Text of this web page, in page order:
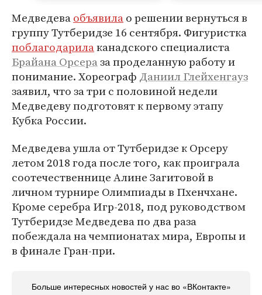
Медведеваобъявилао решении вернуться в
группу Тутберидзе 16 сентября. Фигуристка
поблагодарилаканадского специалиста
Брайана Орсераза проделанную работу и
понимание. Хореограф Даниил Глейхенгауз
заявил, что за три с половиной недели
Медведеву подготовят к первому этапу
Кубка России.
Медведева ушла от Тутберидзе к Орсеру
летом 2018 года после того, как проиграла
соотечественнице Алине Загитовой в
личном турнире Олимпиады в Пхенчхане.
Кроме серебра Игр-2018, под руководством
Тутберидзе Медведева по два раза
побеждала на чемпионатах мира, Европы и
в финале Гран-при.
Больше интересных новостей у нас во «ВКонтакте»